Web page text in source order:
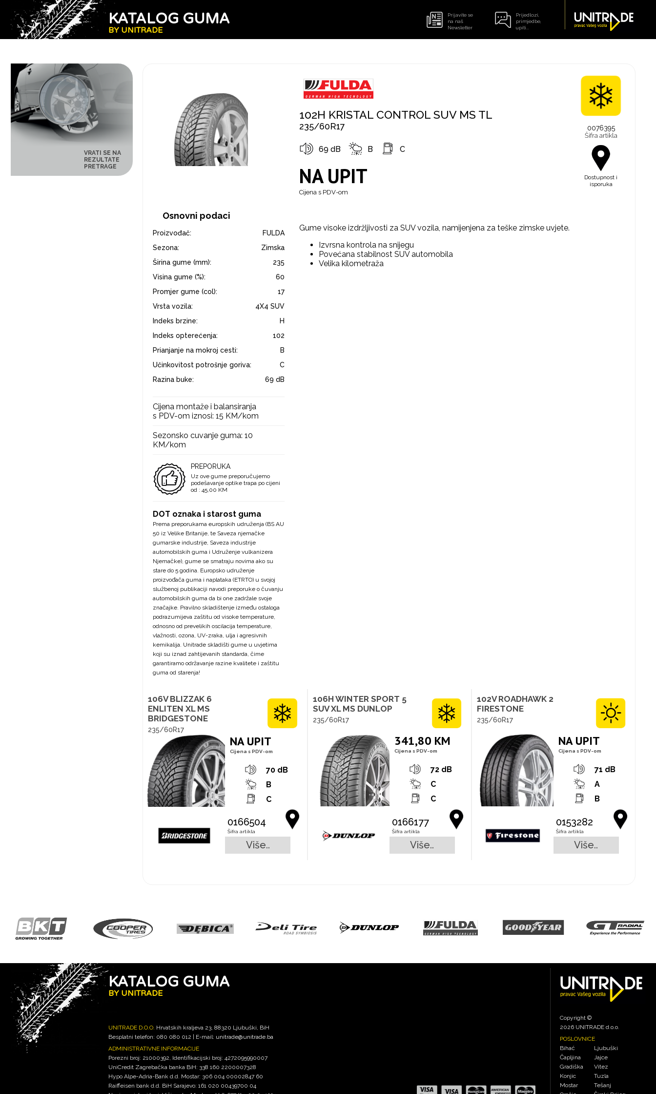
KATALOG GUMA
BY UNITRADE
Prijavite se
na naš
Newsletter
Prijedlozi,
primjedbe,
upiti...
VRATI SE NA
REZULTATE
PRETRAGE
102H KRISTAL CONTROL SUV MS TL
235/60R17
69 dB B C
NA UPIT
Cijena s PDV-om
0076395
Šifra artikla
Dostupnost i
isporuka
Osnovni podaci
Proizvođač:
FULDA
Sezona:
Zimska
Širina gume (mm):
235
Visina gume (%):
60
Promjer gume (col):
17
Vrsta vozila:
4X4 SUV
Indeks brzine:
H
Indeks opterećenja:
102
Prianjanje na mokroj cesti:
B
Učinkovitost potrošnje goriva:
C
Razina buke:
69 dB
Cijena montaže i balansiranja
s PDV-om iznosi: 15 KM/kom
Sezonsko cuvanje guma: 10
KM/kom
PREPORUKA
Uz ove gume preporučujemo
podešavanje optike trapa po cijeni
od : 45,00 KM
DOT oznaka i starost guma
Prema preporukama europskih udruženja (BS AU
50 iz Velike Britanije, te Saveza njemačke
gumarske industrije, Saveza industrije
automobilskih guma i Udruženje vulkanizera
Njemačke), gume se smatraju novima ako su
stare do 5 godina. Europsko udruženje
proizvođača guma i naplataka (ETRTO) u svojoj
službenoj publikaciji navodi preporuke o čuvanju
automobilskih guma da bi one zadržale svoje
značajke. Pravilno skladištenje između ostaloga
podrazumijeva zaštitu od visoke temperature,
odnosno od prevelikih oscilacija temperature,
vlažnosti, ozona, UV-zraka, ulja i agresivnih
kemikalija. Unitrade skladišti gume u uvjetima
koji su iznad zahtijevanih standarda, čime
garantiramo održavanje razine kvalitete i zaštitu
guma od starenja!
Gume visoke izdržljivosti za SUV vozila, namijenjena za teške zimske uvjete.
Izvrsna kontrola na snijegu
Povećana stabilnost SUV automobila
Velika kilometraža
106V BLIZZAK 6
ENLITEN XL MS
BRIDGESTONE
235/60R17
NA UPIT
Cijena s PDV-om
70 dB
B
C
0166504
Šifra artikla
Više..
106H WINTER SPORT 5
SUV XL MS DUNLOP
235/60R17
341,80 KM
Cijena s PDV-om
72 dB
C
C
0166177
Šifra artikla
Više..
102V ROADHAWK 2
FIRESTONE
235/60R17
NA UPIT
Cijena s PDV-om
71 dB
A
B
0153282
Šifra artikla
Više..
KATALOG GUMA
BY UNITRADE
UNITRADE D.O.O. Hrvatskih kraljeva 23, 88320 Ljubuški, BiH
Besplatni telefon: 080 080 012 | E-mail: unitrade@unitrade.ba
ADMINISTRATIVNE INFORMACIJE
Porezni broj: 21000392, Identifikacijski broj: 4272095990007
UniCredit Zagrebačka banka BiH: 338 160 2200007328
Hypo Alpe-Adria-Bank d.d. Mostar: 306 004 00002847 60
Raiffeisen bank d.d. BiH Sarajevo: 161 020 00439700 04
Copyright ©
2026 UNITRADE d.o.o.
POSLOVNICE
Bihać
Ljubuški
Čapljina
Jajce
Gradiška
Vitez
Konjic
Tuzla
Mostar
Tešanj